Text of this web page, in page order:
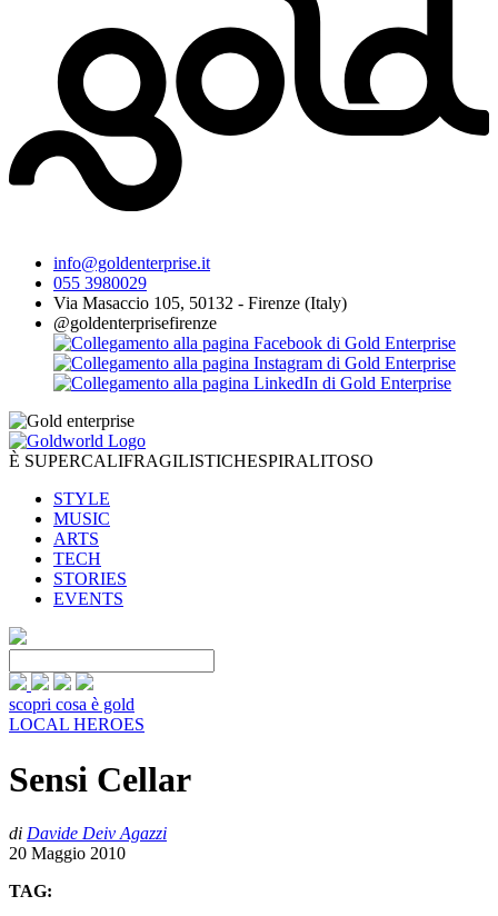
info@goldenterprise.it
055 3980029
Via Masaccio 105, 50132 - Firenze (Italy)
@goldenterprisefirenze
È SUPERCALIFRAGILISTICHESPIRALITOSO
STYLE
MUSIC
ARTS
TECH
STORIES
EVENTS
scopri cosa è gold
LOCAL HEROES
Sensi Cellar
di Davide Deiv Agazzi
20 Maggio 2010
TAG: